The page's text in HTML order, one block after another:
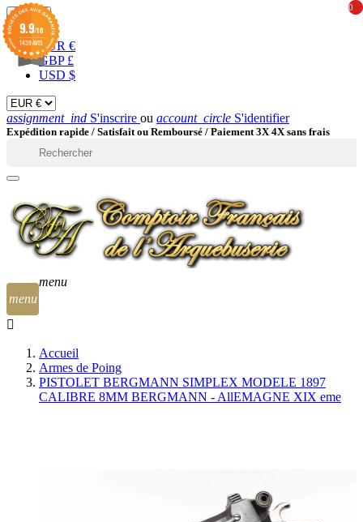
EUR 
EUR €
GBP £
USD $
assignment_ind S'inscrire ou account_circle S'identifier
Expédition rapide / Satisfait ou Remboursé / Paiement 3X 4X sans frais
menu
0
0
menu
Accueil
Armes de Poing
PISTOLET BERGMANN SIMPLEX MODELE 1897
CALIBRE 8MM BERGMANN - AllEMAGNE XIX eme
9.9/10
1439 AVIS